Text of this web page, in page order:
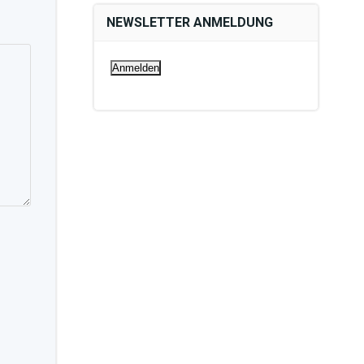
NEWSLETTER ANMELDUNG